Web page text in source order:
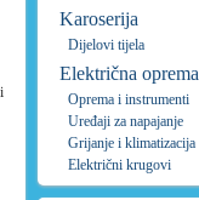
Karoserija
Dijelovi tijela
Električna oprema
Oprema i instrumenti
Uređaji za napajanje
Grijanje i klimatizacija
Električni krugovi